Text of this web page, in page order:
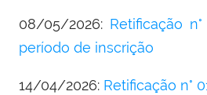
08/05/2026: Retificação
período de inscrição
14/04/2026: Retificação n°